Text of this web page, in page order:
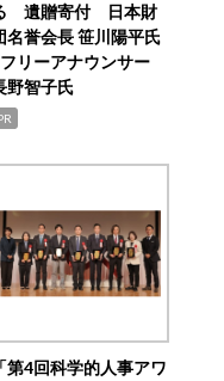
遺贈寄付 日本財
名誉会長 笹川陽平氏
リーアナウンサー
野智子氏
「第4回科学的人事アワ